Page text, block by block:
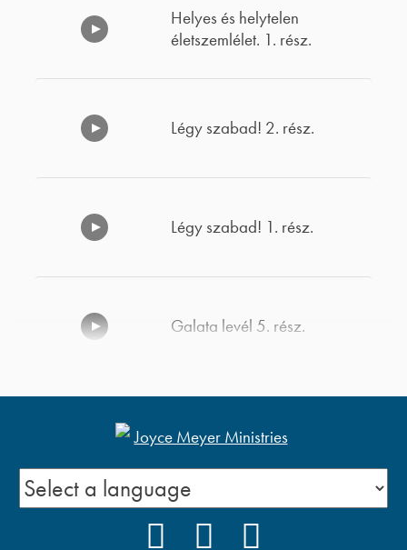
Helyes és helytelen
életszemlélet. 1. rész.
Légy szabad! 2. rész.
Légy szabad! 1. rész.
Galata levél 5. rész.
Galata levél 6. fejezet. 1. rész
Galata levél 5. fejezet. 2. rész